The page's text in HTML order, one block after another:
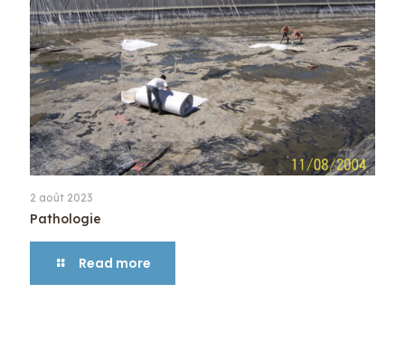
2 août 2023
Pathologie
Read more